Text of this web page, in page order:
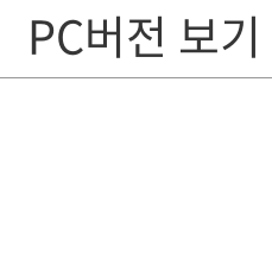
PC버전 보기